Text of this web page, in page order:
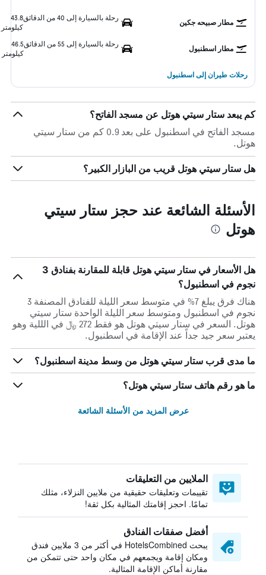
مطار صبيحه جكين
رحلة بالسيارة إلى 40 من الدقائق
43.8
كيلومتر
مطار اسطنبول
رحلة بالسيارة إلى 55 من الدقائق
46.5
كيلومتر
رحلات طيران إلى اسطنبول
كم يبعد ستار سيتي هوتل عن مسجد الفاتح؟
مسجد الفاتح في اسطنبول على بعد 0.9 كم من ستار سيتي
هوتل.
هل ستار سيتي هوتل قريب من البازار الكبير؟
الأسئلة الشائعة عند حجز ستار سيتي
هوتل
هل الأسعار في ستار سيتي هوتل قابلة للمقارنة بفنادق 3
نجوم في اسطنبول؟
هناك فرق يبلغ 7% في متوسط ​​سعر الليلة للفنادق المصنفة 3
نجوم في اسطنبول ومتوسط ​​سعر الليلة الواحدة ستار سيتي
هوتل. السعر في ستار سيتي هوتل هو فقط 272 ﷼ في الللية وهو
يعتبر سعر جيد جداً عند الإقامة في اسطنبول.
ما مدى قرب ستار سيتي هوتل من وسط مدينة اسطنبول؟
ما هو رقم هاتف ستار سيتي هوتل؟
عرض المزيد من الأسئلة الشائعة
الملايين من التعليقات
تقييمات وتعليقات حقيقية من ملايين النزلاء، مثلك
تمامًا. احجز إقامتك المثالية بكل ثقة!
أفضل صفقات الفنادق
يبحث HotelsCombined في أكثر من 3 ملايين فندق
ومكان إقامة ويجمعهم في مكان واحد حتى تتمكن من
مقارنة أماكن الإقامة المثالية.